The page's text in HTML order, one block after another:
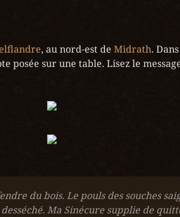
, au nord-est de Midrath.
posée sur une table. Lisez le
du bois. Le pouls des souches
Ma Sinécure supplie de